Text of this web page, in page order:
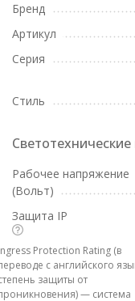
Бренд
Артикул
Серия
Стиль
Рабочее напряжение
(Вольт)
Защита IP
Protection Rating (в
с английского
защиты от
— система